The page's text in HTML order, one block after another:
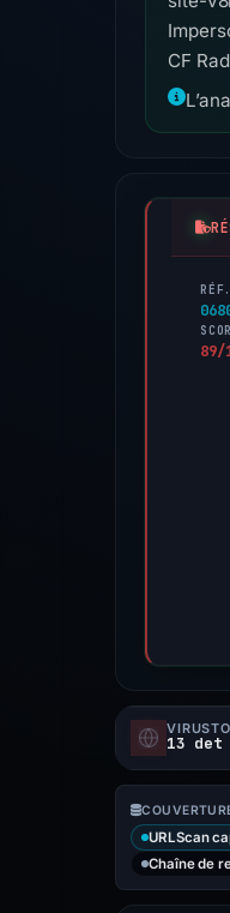
CF
RÉF.
89/
13 det
URLScan
Chaîne de